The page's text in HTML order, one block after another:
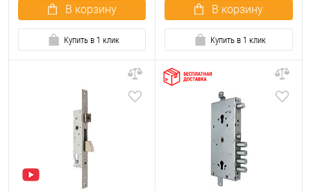
В корзину
Купить в 1 клик
В корзину
Купить в 1 клик